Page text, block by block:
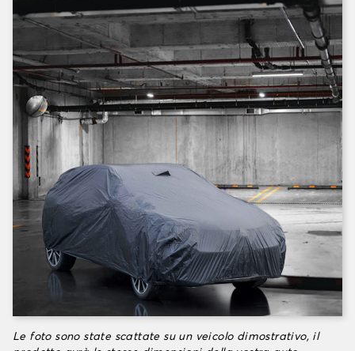
Le foto sono state scattate su un veicolo dimostrativo, il